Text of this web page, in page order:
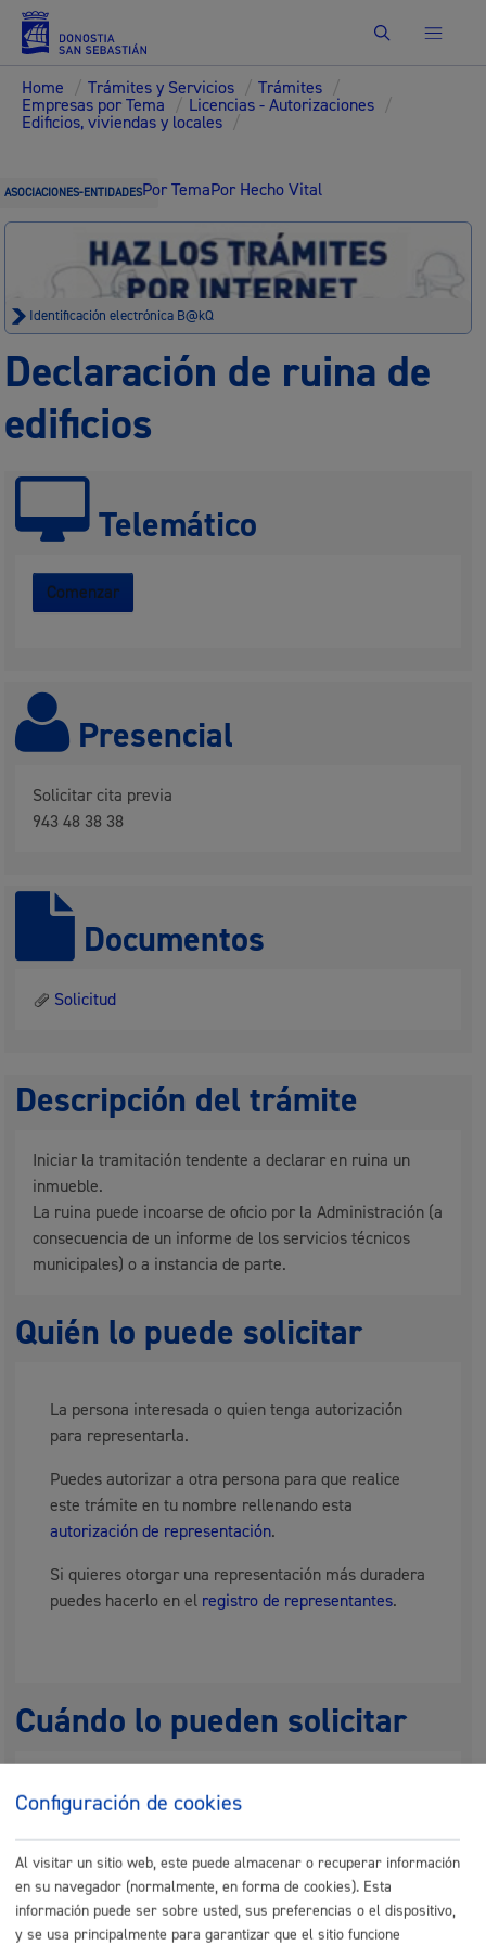
Buscar
Home / Trámites y Servicios / Trámites /
Empresas por Tema / Licencias - Autorizaciones /
Edificios, viviendas y locales /
ASOCIACIONES-ENTIDADESPor TemaPor Hecho Vital
Identificación electrónica B@kQ
Declaración de ruina de
edificios
Telemático
Comenzar
Presencial
Solicitar cita previa
943 48 38 38
Documentos
Solicitud
Descripción del trámite
Iniciar la tramitación tendente a declarar en ruina un
inmueble.
La ruina puede incoarse de oficio por la Administración (a
consecuencia de un informe de los servicios técnicos
municipales) o a instancia de parte.
Quién lo puede solicitar
La persona interesada o quien tenga autorización
para representarla.
Puedes autorizar a otra persona para que realice
este trámite en tu nombre rellenando esta
autorización de representación.
Si quieres otorgar una representación más duradera
puedes hacerlo en el registro de representantes.
Cuándo lo pueden solicitar
Documentación necesaria
Si se hace a instancia de parte:
Configuración de cookies
Al visitar un sitio web, este puede almacenar o recuperar información
en su navegador (normalmente, en forma de cookies). Esta
información puede ser sobre usted, sus preferencias o el dispositivo,
y se usa principalmente para garantizar que el sitio funcione